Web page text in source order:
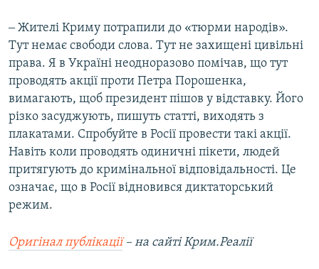
‒ Жителі Криму потрапили до «тюрми народів».
Тут немає свободи слова. Тут не захищені цивільні
права. Я в Україні неодноразово помічав, що тут
проводять акції проти Петра Порошенка,
вимагають, щоб президент пішов у відставку. Його
різко засуджують, пишуть статті, виходять з
плакатами. Спробуйте в Росії провести такі акції.
Навіть коли проводять одиничні пікети, людей
притягують до кримінальної відповідальності. Це
означає, що в Росії відновився диктаторський
режим.
Оригінал публікації– на сайті Крим.Реалії